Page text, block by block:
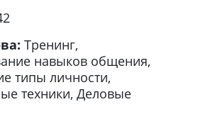
Тренинг,
навыков общения,
типы личности,
техники, Деловые